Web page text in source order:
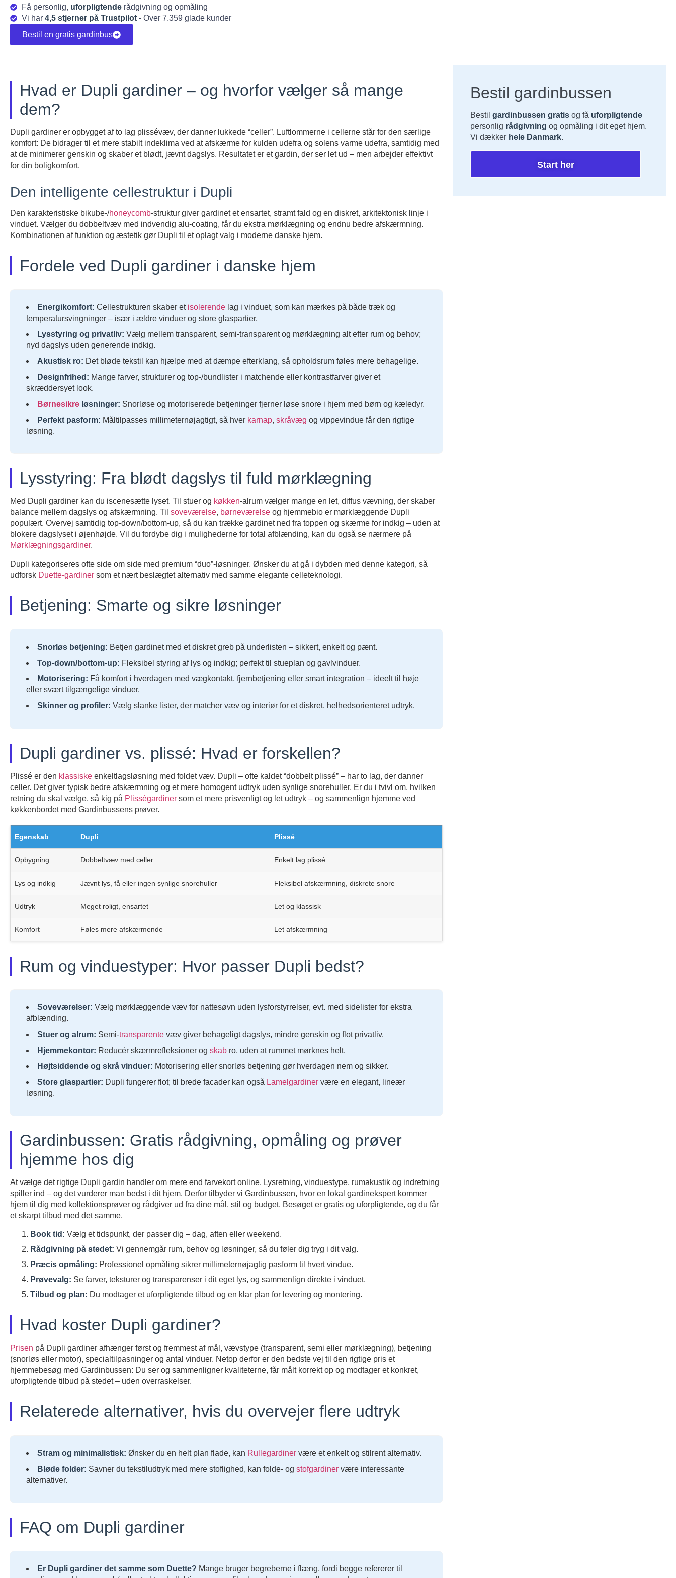
Få personlig, uforpligtenderådgivning og opmåling
Vi har 4,5 stjerner på Trustpilot- Over 7.359 glade kunder
Bestil en gratis gardinbus
Hvad er Dupli gardiner – og hvorfor vælger så mange
dem?
Dupli gardiner er opbygget af to lag plissévæv, der danner lukkede “celler”. Luftlommerne i cellerne står for den særlige
komfort: De bidrager til et mere stabilt indeklima ved at afskærme for kulden udefra og solens varme udefra, samtidig med
at de minimerer genskin og skaber et blødt, jævnt dagslys. Resultatet er et gardin, der ser let ud – men arbejder effektivt
for din boligkomfort.
Den intelligente cellestruktur i Dupli
Den karakteristiske bikube-/honeycomb-struktur giver gardinet et ensartet, stramt fald og en diskret, arkitektonisk linje i
vinduet. Vælger du dobbeltvæv med indvendig alu-coating, får du ekstra mørklægning og endnu bedre afskærmning.
Kombinationen af funktion og æstetik gør Dupli til et oplagt valg i moderne danske hjem.
Fordele ved Dupli gardiner i danske hjem
Energikomfort: Cellestrukturen skaber et isolerende lag i vinduet, som kan mærkes på både træk og
temperatursvingninger – især i ældre vinduer og store glaspartier.
Lysstyring og privatliv: Vælg mellem transparent, semi-transparent og mørklægning alt efter rum og behov;
nyd dagslys uden generende indkig.
Akustisk ro: Det bløde tekstil kan hjælpe med at dæmpe efterklang, så opholdsrum føles mere behagelige.
Designfrihed: Mange farver, strukturer og top-/bundlister i matchende eller kontrastfarver giver et
skræddersyet look.
Børnesikre løsninger: Snorløse og motoriserede betjeninger fjerner løse snore i hjem med børn og kæledyr.
Perfekt pasform: Måltilpasses millimeternøjagtigt, så hver karnap, skråvæg og vippevindue får den rigtige
løsning.
Lysstyring: Fra blødt dagslys til fuld mørklægning
Med Dupli gardiner kan du iscenesætte lyset. Til stuer og køkken-alrum vælger mange en let, diffus vævning, der skaber
balance mellem dagslys og afskærmning. Til soveværelse, børneværelse og hjemmebio er mørklæggende Dupli
populært. Overvej samtidig top-down/bottom-up, så du kan trække gardinet ned fra toppen og skærme for indkig – uden at
blokere dagslyset i øjenhøjde. Vil du fordybe dig i mulighederne for total afblænding, kan du også se nærmere på
Mørklægningsgardiner.
Dupli kategoriseres ofte side om side med premium “duo”-løsninger. Ønsker du at gå i dybden med denne kategori, så
udforsk Duette-gardiner som et nært beslægtet alternativ med samme elegante celleteknologi.
Betjening: Smarte og sikre løsninger
Snorløs betjening: Betjen gardinet med et diskret greb på underlisten – sikkert, enkelt og pænt.
Top-down/bottom-up: Fleksibel styring af lys og indkig; perfekt til stueplan og gavlvinduer.
Motorisering: Få komfort i hverdagen med vægkontakt, fjernbetjening eller smart integration – ideelt til høje
eller svært tilgængelige vinduer.
Skinner og profiler: Vælg slanke lister, der matcher væv og interiør for et diskret, helhedsorienteret udtryk.
Dupli gardiner vs. plissé: Hvad er forskellen?
Plissé er den klassiske enkeltlagsløsning med foldet væv. Dupli – ofte kaldet “dobbelt plissé” – har to lag, der danner
celler. Det giver typisk bedre afskærmning og et mere homogent udtryk uden synlige snorehuller. Er du i tvivl om, hvilken
retning du skal vælge, så kig på Plisségardiner som et mere prisvenligt og let udtryk – og sammenlign hjemme ved
køkkenbordet med Gardinbussens prøver.
Egenskab Dupli Plissé
Opbygning Dobbeltvæv med celler Enkelt lag plissé
Lys og indkig Jævnt lys, få eller ingen synlige snorehuller Fleksibel afskærmning, diskrete snore
Udtryk Meget roligt, ensartet Let og klassisk
Komfort Føles mere afskærmende Let afskærmning
Rum og vinduestyper: Hvor passer Dupli bedst?
Soveværelser: Vælg mørklæggende væv for nattesøvn uden lysforstyrrelser, evt. med sidelister for ekstra
afblænding.
Stuer og alrum: Semi-transparente væv giver behageligt dagslys, mindre genskin og flot privatliv.
Hjemmekontor: Reducér skærmrefleksioner og skab ro, uden at rummet mørknes helt.
Højtsiddende og skrå vinduer: Motorisering eller snorløs betjening gør hverdagen nem og sikker.
Store glaspartier: Dupli fungerer flot; til brede facader kan også Lamelgardiner være en elegant, lineær
løsning.
Gardinbussen: Gratis rådgivning, opmåling og prøver
hjemme hos dig
At vælge det rigtige Dupli gardin handler om mere end farvekort online. Lysretning, vinduestype, rumakustik og indretning
spiller ind – og det vurderer man bedst i dit hjem. Derfor tilbyder vi Gardinbussen, hvor en lokal gardinekspert kommer
hjem til dig med kollektionsprøver og rådgiver ud fra dine mål, stil og budget. Besøget er gratis og uforpligtende, og du får
et skarpt tilbud med det samme.
Book tid: Vælg et tidspunkt, der passer dig – dag, aften eller weekend.
Rådgivning på stedet: Vi gennemgår rum, behov og løsninger, så du føler dig tryg i dit valg.
Præcis opmåling: Professionel opmåling sikrer millimeternøjagtig pasform til hvert vindue.
Prøvevalg: Se farver, teksturer og transparenser i dit eget lys, og sammenlign direkte i vinduet.
Tilbud og plan: Du modtager et uforpligtende tilbud og en klar plan for levering og montering.
Hvad koster Dupli gardiner?
Prisen på Dupli gardiner afhænger først og fremmest af mål, vævstype (transparent, semi eller mørklægning), betjening
(snorløs eller motor), specialtilpasninger og antal vinduer. Netop derfor er den bedste vej til den rigtige pris et
hjemmebesøg med Gardinbussen: Du ser og sammenligner kvaliteterne, får målt korrekt op og modtager et konkret,
uforpligtende tilbud på stedet – uden overraskelser.
Relaterede alternativer, hvis du overvejer flere udtryk
Stram og minimalistisk: Ønsker du en helt plan flade, kan Rullegardiner være et enkelt og stilrent alternativ.
Bløde folder: Savner du tekstiludtryk med mere stoflighed, kan folde- og stofgardiner være interessante
alternativer.
FAQ om Dupli gardiner
Er Dupli gardiner det samme som Duette? Mange bruger begreberne i flæng, fordi begge refererer til
Bestil gardinbussen
Bestilgardinbussen gratis og få uforpligtende
personlig rådgivning og opmåling i dit eget hjem.
Vi dækker hele Danmark.
Start her